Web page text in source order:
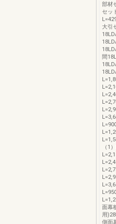
部材
セッ
大引
間
（1
面幕
用
側面